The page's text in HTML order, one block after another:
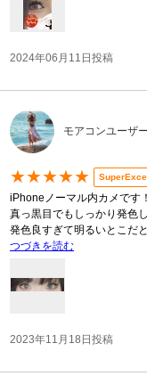
2024年06月11日投稿
モアコンユーザ
★★★★★
iPhoneノーマル内カメです！
真っ黒目でもしっかり発色
発色良すぎて明るいとこだ
つづきを読む
2023年11月18日投稿